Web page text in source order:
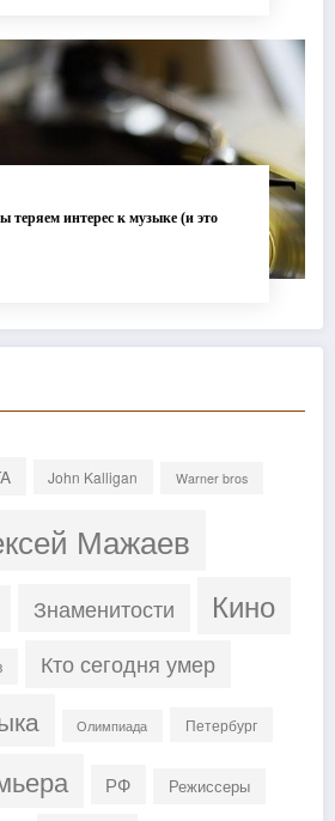
теряем интерес к музыке (и это
John Kalligan Warner bros
Мажаев
Знаменитости Кино
Кто сегодня умер
Олимпиада Петербург
РФ Режиссеры